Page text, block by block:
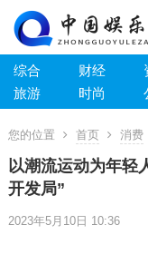
综合 财经
旅游
时尚
您的位置 首页 消费
以潮流运动为年轻
开发局”
2023年5月10日 10:36